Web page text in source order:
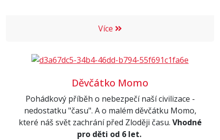
Více
Děvčátko Momo
Pohádkový příběh o nebezpečí naší civilizace -
nedostatku "času". A o malém děvčátku Momo,
které náš svět zachrání před Zloději času. Vhodné
pro děti od 6 let.